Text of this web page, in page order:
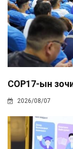
COP17-ын
2026/08/07